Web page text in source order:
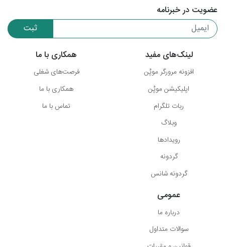
عضویت در خبرنامه
ثبت
لینک‌های مفید
افزونه مرورگر موپُن
اپلیکیشن موپُن
ربات تلگرام
وبلاگ
رویدادها
گردونه
گردونه شانس
همکاری با ما
فرصت‌های شغلی
همکاری با ما
تماس با ما
عمومی
درباره ما
سوالات متداول